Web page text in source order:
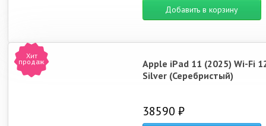
Добавить в корзину
Хит
продаж
Apple iPad 11 (2025) Wi-Fi
Silver (Серебристый)
38590 ₽